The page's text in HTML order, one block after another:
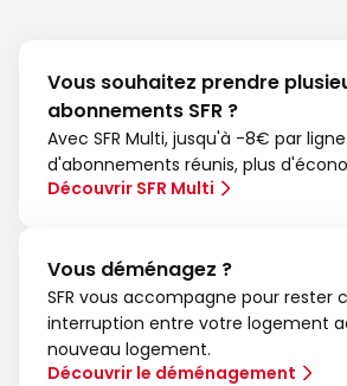
Vous souhaitez prendre
abonnements SFR ?
Avec SFR Multi, jusqu'à -8€ par
d'abonnements réunis, plus
Découvrir SFR Multi
Vous déménagez ?
SFR vous accompagne pour rester
interruption entre votre logement
nouveau logement.
Découvrir le déménagement